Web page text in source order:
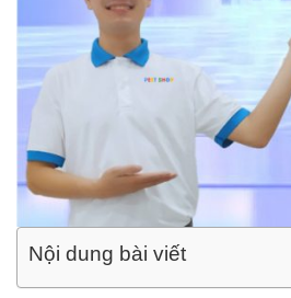
Nội dung bài viết